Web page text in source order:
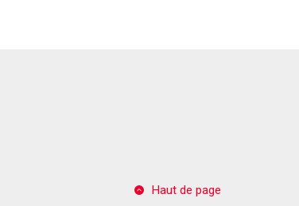
Haut de page